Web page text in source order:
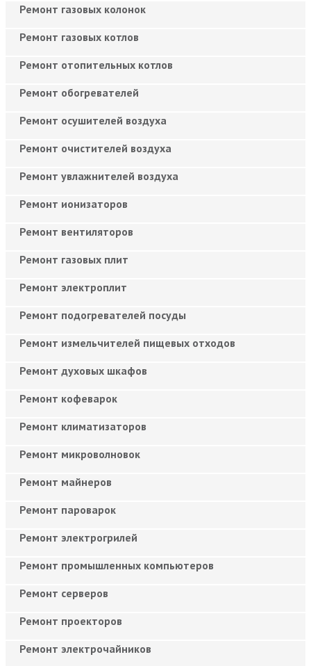
Ремонт газовых колонок
Ремонт газовых котлов
Ремонт отопительных котлов
Ремонт обогревателей
Ремонт осушителей воздуха
Ремонт очистителей воздуха
Ремонт увлажнителей воздуха
Ремонт ионизаторов
Ремонт вентиляторов
Ремонт газовых плит
Ремонт электроплит
Ремонт подогревателей посуды
Ремонт измельчителей пищевых отходов
Ремонт духовых шкафов
Ремонт кофеварок
Ремонт климатизаторов
Ремонт микроволновок
Ремонт майнеров
Ремонт пароварок
Ремонт электрогрилей
Ремонт промышленных компьютеров
Ремонт серверов
Ремонт проекторов
Ремонт электрочайников